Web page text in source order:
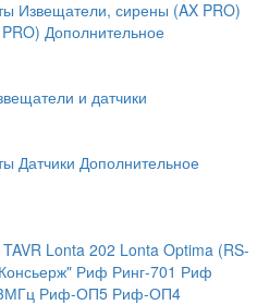
Извещатели, сирены (AX PRO)
Дополнительное
и датчики
Датчики Дополнительное
Lonta 202 Lonta Optima (RS-
Риф Ринг-701 Риф
Риф-ОП5 Риф-ОП4